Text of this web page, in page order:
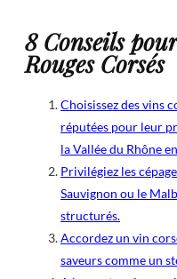
8 Conseils
Rouges Corsés
Choisissez des vins
réputées pour leur
la Vallée du Rhône
Privilégiez les
Sauvignon ou le
structurés.
Accordez un vin
saveurs comme un